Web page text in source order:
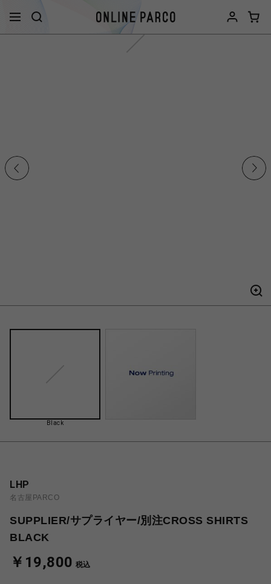
Black
LHP
名古屋PARCO
SUPPLIER/サプライヤー/別注CROSS SHIRTS
BLACK
￥19,800 税込